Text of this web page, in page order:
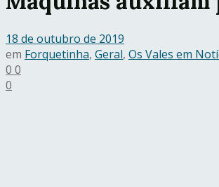
18 de outubro de 2019
em Forquetinha, Geral, Os Vales em
0 0
0